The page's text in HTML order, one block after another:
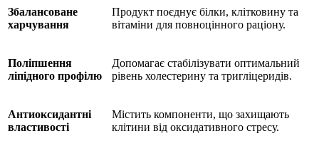
Збалансоване
харчування
Продукт поєднує білки, клітковину та
вітаміни для повноцінного раціону.
Поліпшення
ліпідного профілю
Допомагає стабілізувати оптимальний
рівень холестерину та тригліцеридів.
Антиоксидантні
властивості
Містить компоненти, що захищають
клітини від оксидативного стресу.